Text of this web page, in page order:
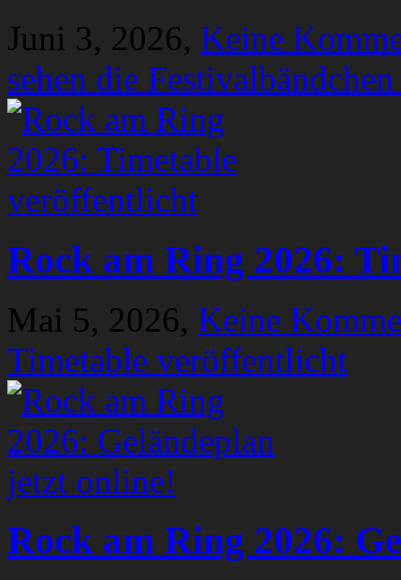
Juni 3, 2026, Keine
sehen die
Rock am Ring 2026:
Mai 5, 2026, Keine
Timetable veröffentlicht
Rock am Ring 2026: